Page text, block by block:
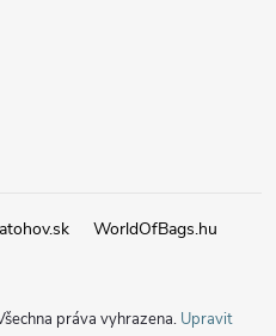
WorldOfBags.hu
práva vyhrazena. Upravit